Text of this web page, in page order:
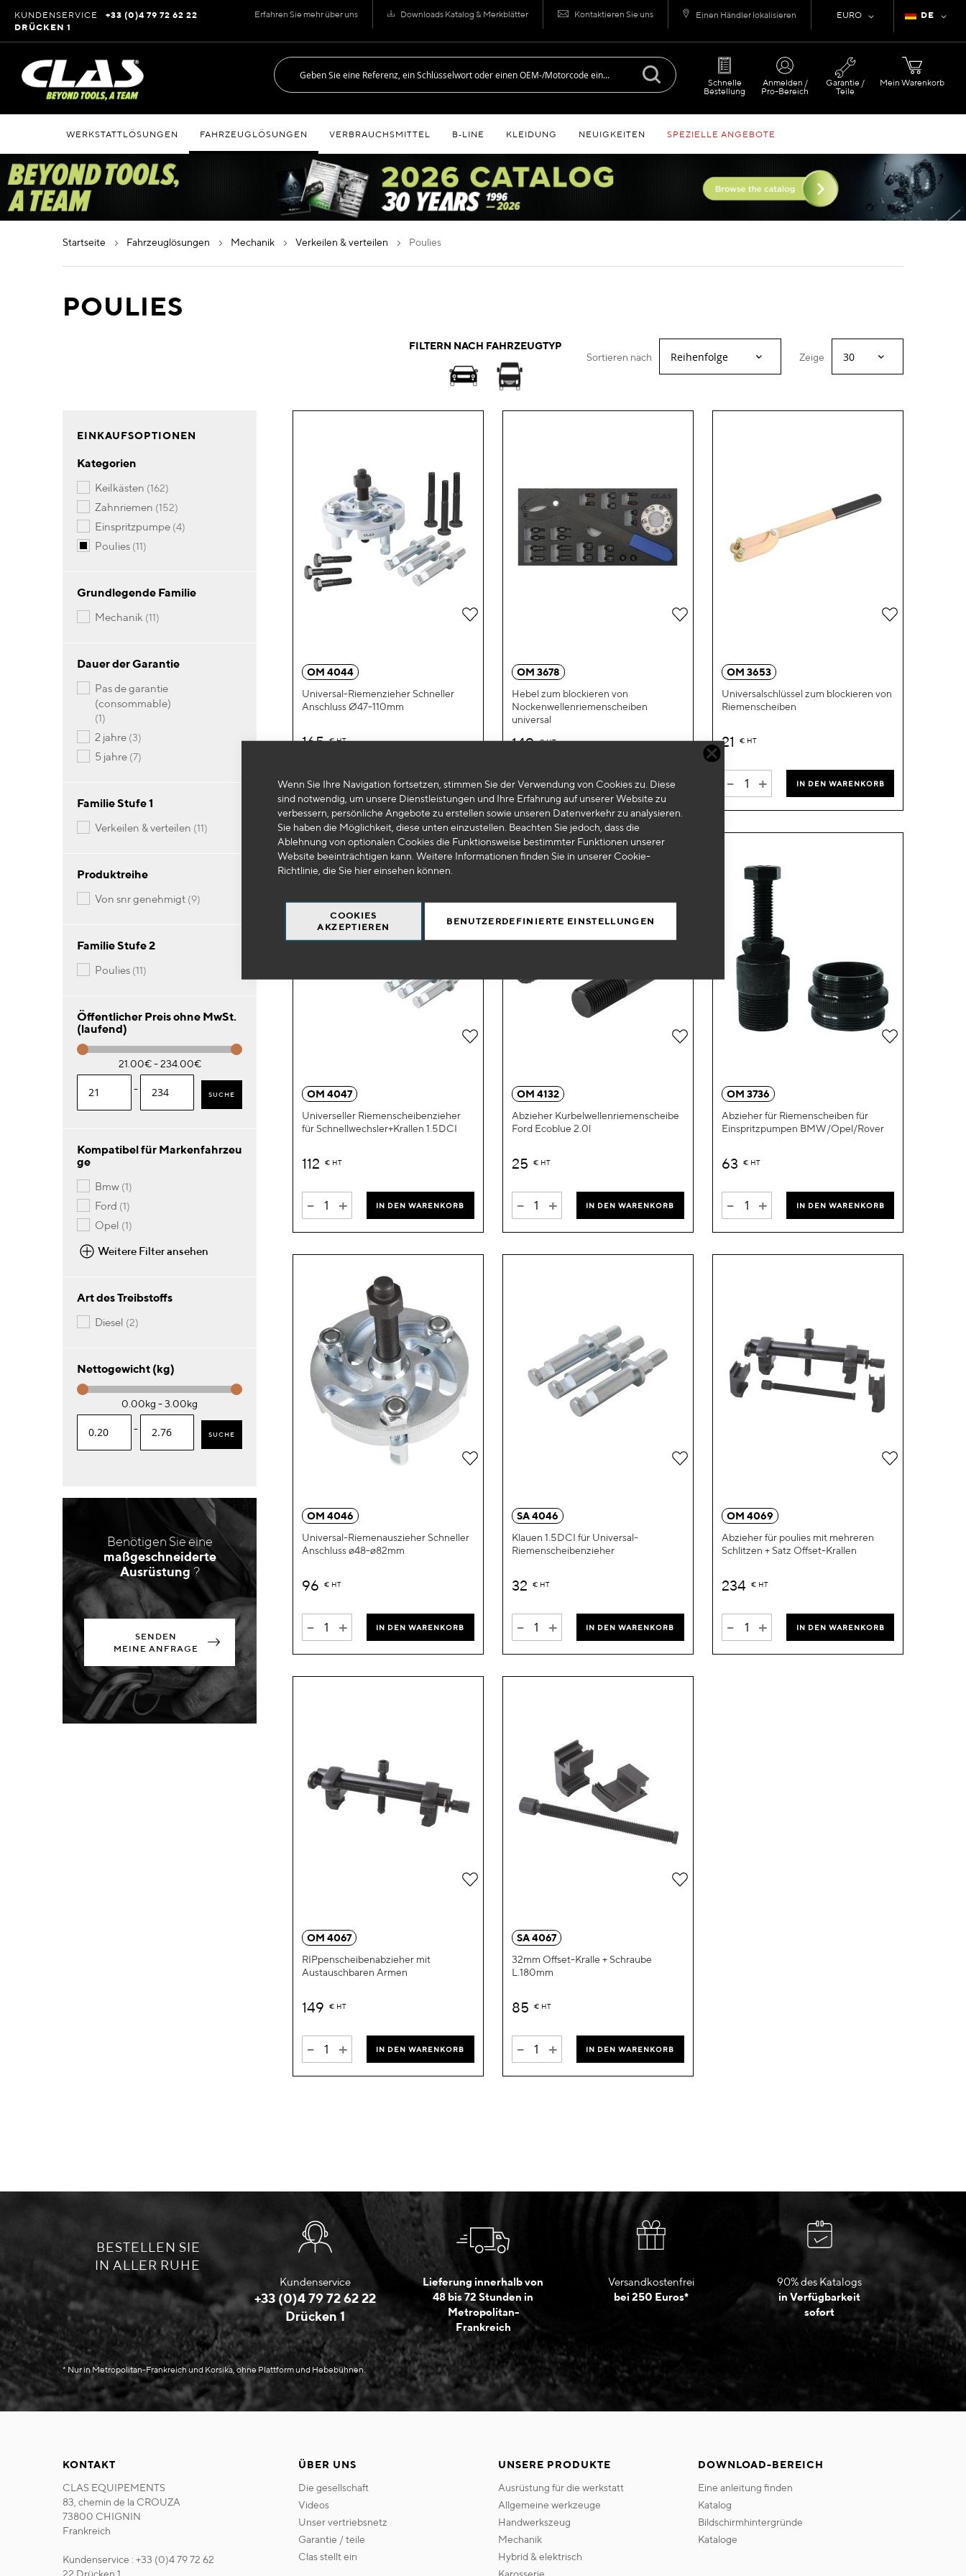
Wenn Sie Ihre Navigation fortsetzen, stimmen Sie der Verwendung von Cookies zu. Diese
sind notwendig, um unsere Dienstleistungen und Ihre Erfahrung auf unserer Website zu
verbessern, persönliche Angebote zu erstellen sowie unseren Datenverkehr zu analysieren.
Sie haben die Möglichkeit, diese unten einzustellen. Beachten Sie jedoch, dass die
Ablehnung von optionalen Cookies die Funktionsweise bestimmter Funktionen unserer
Website beeinträchtigen kann. Weitere Informationen finden Sie in unserer Cookie-
Richtlinie, die Sie hiereinsehen können.
COOKIES
AKZEPTIEREN
BENUTZERDEFINIERTE EINSTELLUNGEN
Sprache
DE
Währung
EURO
Erfahren Sie mehr über uns Downloads Katalog & Merkblätter Kontaktieren Sie uns Einen Händler lokalisieren
Inhalt
springen
KUNDENSERVICE
+33 (0)4 79 72 62 22
DRÜCKEN 1
Mein Warenkorb
Schnelle
Bestellung
Anmelden /
Pro-Bereich
Garantie /
Teile
WERKSTATTLÖSUNGEN FAHRZEUGLÖSUNGEN VERBRAUCHSMITTEL B‑LINE KLEIDUNG NEUIGKEITEN SPEZIELLE ANGEBOTE
startseite fahrzeuglösungen mechanik verkeilen & verteilen poulies
POULIES
FILTERN NACH FAHRZEUGTYP
Zeige
Sortieren nach
OM 4044
Universal-Riemenzieher Schneller
Anschluss Ø47-110mm
165 € HT
- + IN DEN WARENKORB
Zur
hinzufügen
OM 3678
Hebel zum blockieren von
Nockenwellenriemenscheiben
universal
149 € HT
- + IN DEN WARENKORB
Zur
hinzufügen
OM 3653
Universalschlüssel zum blockieren von
Riemenscheiben
21 € HT
- + IN DEN WARENKORB
Zur
OM 4047
Universeller Riemenscheibenzieher
für Schnellwechsler+Krallen 1.5DCI
112 € HT
- + IN DEN WARENKORB
Zur
hinzufügen
OM 4132
Abzieher Kurbelwellenriemenscheibe
Ford Ecoblue 2.0l
25 € HT
- + IN DEN WARENKORB
Zur
hinzufügen
OM 3736
Abzieher für Riemenscheiben für
Einspritzpumpen BMW/Opel/Rover
63 € HT
- + IN DEN WARENKORB
Zur
OM 4046
Universal-Riemenauszieher Schneller
Anschluss ø48-ø82mm
96 € HT
- + IN DEN WARENKORB
Zur
hinzufügen
SA 4046
Klauen 1.5DCI für Universal-
Riemenscheibenzieher
32 € HT
- + IN DEN WARENKORB
Zur
hinzufügen
OM 4069
Abzieher für poulies mit mehreren
Schlitzen + Satz Offset-Krallen
234 € HT
- + IN DEN WARENKORB
Zur
OM 4067
RIPpenscheibenabzieher mit
Austauschbaren Armen
149 € HT
- + IN DEN WARENKORB
Zur
hinzufügen
SA 4067
32mm Offset-Kralle + Schraube
L.180mm
85 € HT
- + IN DEN WARENKORB
Zur
EINKAUFSOPTIONEN
Kategorien
keilkästen 162Artikel
zahnriemen 152Artikel
einspritzpumpe 4Artikel
poulies 11Artikel
Grundlegende Familie
mechanik 11Artikel
Dauer der Garantie
pas de garantie
(consommable)
1Artikel
2 jahre 3Artikel
5 jahre 7Artikel
Familie Stufe 1
verkeilen & verteilen 11Artikel
Produktreihe
von snr genehmigt 9Artikel
Familie Stufe 2
poulies 11Artikel
Öffentlicher Preis ohne MwSt.
(laufend)
21.00€ - 234.00€
- SUCHE
Kompatibel für Markenfahrzeu
ge
bmw 1Artikel
ford 1Artikel
opel 1Artikel
Weitere Filter ansehen
Art des Treibstoffs
diesel 2Artikel
Nettogewicht (kg)
0.00kg - 3.00kg
- SUCHE
Benötigen Sie eine
maßgeschneiderte
Ausrüstung ?
SENDEN
MEINE ANFRAGE
BESTELLEN SIE
IN ALLER RUHE
Kundenservice
+33 (0)4 79 72 62 22
Drücken 1
Lieferung innerhalb von
48 bis 72 Stunden in
Metropolitan-
Frankreich
Versandkostenfrei
bei 250 Euros*
90% des Katalogs
in Verfügbarkeit
sofort
* Nur in Metropolitan-Frankreich und Korsika, ohne Plattform und Hebebühnen.
KONTAKT
CLAS EQUIPEMENTS
83, chemin de la CROUZA
73800 CHIGNIN
Frankreich
Kundenservice : +33 (0)4 79 72 62
22 Drücken 1
ÜBER UNS
die gesellschaft
videos
unser vertriebsnetz
garantie / teile
clas stellt ein
UNSERE PRODUKTE
ausrüstung für die werkstatt
allgemeine werkzeuge
handwerkszeug
mechanik
hybrid & elektrisch
karosserie
DOWNLOAD-BEREICH
eine anleitung finden
katalog
bildschirmhintergründe
kataloge